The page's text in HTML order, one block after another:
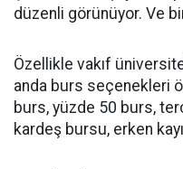
düzenli görünüyor. Ve
Özellikle vakıf
anda burs seçenekleri
burs, yüzde 50 burs,
kardeş bursu, erken